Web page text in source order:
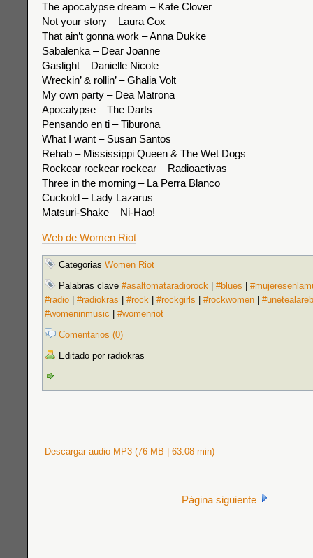
The apocalypse dream – Kate Clover
Not your story – Laura Cox
That ain’t gonna work – Anna Dukke
Sabalenka – Dear Joanne
Gaslight – Danielle Nicole
Wreckin’ & rollin’ – Ghalia Volt
My own party – Dea Matrona
Apocalypse – The Darts
Pensando en ti – Tiburona
What I want – Susan Santos
Rehab – Mississippi Queen & The Wet Dogs
Rockear rockear rockear – Radioactivas
Three in the morning – La Perra Blanco
Cuckold – Lady Lazarus
Matsuri-Shake – Ni-Hao!
Web de Women Riot
Categorias Women Riot
Palabras clave #asaltomataradiorock #blues
#radio
#radiokras #rock #rockgirls #rockwomen
#womeninmusic
#womenriot
Comentarios (0)
Editado por radiokras
Descargar audio MP3 (76 MB | 63:08 min)
Página siguiente